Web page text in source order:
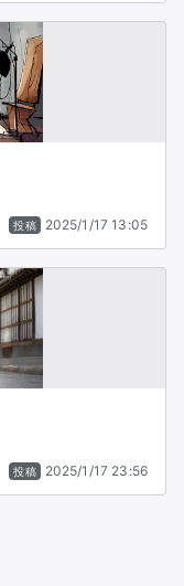
投稿 2025/1/17 13:05
投稿 2025/1/17 23:56